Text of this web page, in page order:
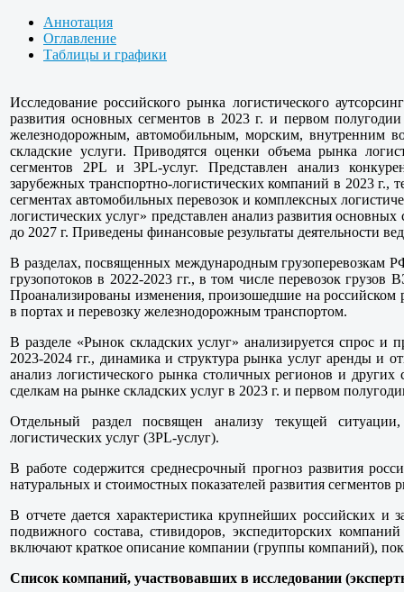
Аннотация
Оглавление
Таблицы и графики
Исследование российского рынка логистического
развития основных сегментов в 2023 г. и первом
железнодорожным, автомобильным, морским, внутренним
складские услуги. Приводятся оценки объема рынка
сегментов 2PL и 3PL-услуг. Представлен анализ
зарубежных транспортно-логистических компаний в 2023
сегментах автомобильных перевозок и комплексных
логистических услуг» представлен анализ развития
до 2027 г. Приведены финансовые результаты деятельности
В разделах, посвященных международным грузоперевозкам
грузопотоков в 2022-2023 гг., в том числе перевозок
Проанализированы изменения, произошедшие на российском
в портах и перевозку железнодорожным транспортом.
В разделе «Рынок складских услуг» анализируется спрос
2023-2024 гг., динамика и структура рынка услуг аренды и
анализ логистического рынка столичных регионов и
сделкам на рынке складских услуг в 2023 г. и первом
Отдельный раздел посвящен анализу текущей
логистических услуг (3PL-услуг).
В работе содержится среднесрочный прогноз развития
натуральных и стоимостных показателей развития
В отчете дается характеристика крупнейших российских
подвижного состава, стивидоров, экспедиторских
включают краткое описание компании (группы компаний),
Список компаний, участвовавших в исследовании